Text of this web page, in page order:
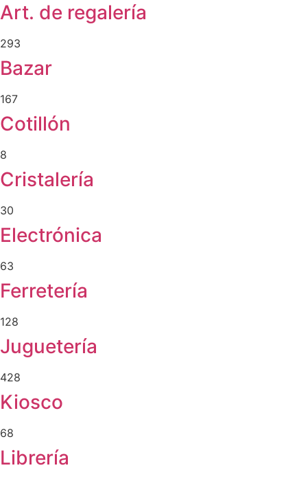
Art. de regalería
293
Bazar
167
Cotillón
8
Cristalería
30
Electrónica
63
Ferretería
128
Juguetería
428
Kiosco
68
Librería